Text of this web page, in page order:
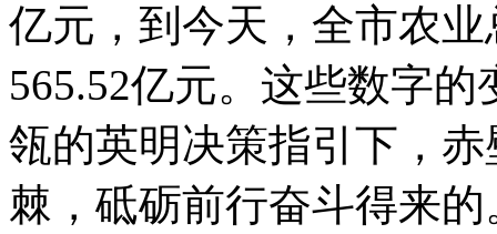
亿元，到今天，全市农
565.52亿元。这些数字
瓴的英明决策指引下，
棘，砥砺前行奋斗得来的